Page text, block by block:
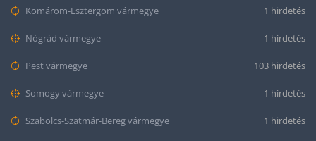
Komárom-Esztergom vármegye 1 hirdetés
Nógrád vármegye 1 hirdetés
Pest vármegye 103 hirdetés
Somogy vármegye 1 hirdetés
Szabolcs-Szatmár-Bereg vármegye 1 hirdetés